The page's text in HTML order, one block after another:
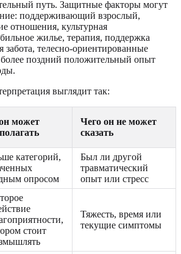
путь. Защитные факторы могут
поддерживающий взрослый,
отношения, культурная
жилье, терапия, поддержка
забота, телесно-ориентированные
поздний положительный опыт
выглядит так:
может
Чего он не может
сказать
категорий,
опросом
Был ли другой
травматический
опыт или стресс
стоит
Тяжесть, время или
текущие симптомы